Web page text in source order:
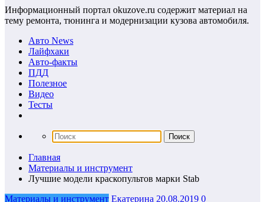
Информационный портал okuzove.ru содержит материал на
тему ремонта, тюнинга и модернизации кузова автомобиля.
Авто News
Лайфхаки
Авто-факты
ПДД
Полезное
Видео
Тесты
Главная
Материалы и инструмент
Лучшие модели краскопультов марки Stab
Материалы и инструмент Екатерина 20.08.2019 0